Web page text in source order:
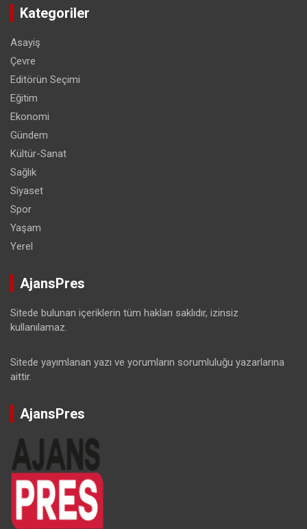
Kategoriler
Asayiş
Çevre
Editörün Seçimi
Eğitim
Ekonomi
Gündem
Kültür-Sanat
Sağlık
Siyaset
Spor
Yaşam
Yerel
AjansPres
Sitede bulunan içeriklerin tüm hakları saklıdır, izinsiz
kullanılamaz.
Sitede yayımlanan yazı ve yorumların sorumluluğu yazarlarına
aittir.
AjansPres